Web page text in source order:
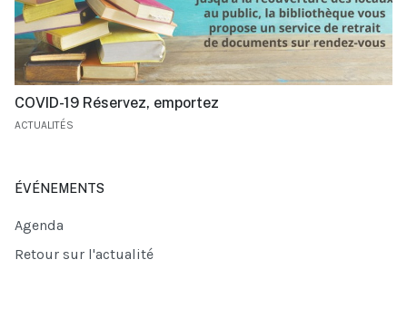
COVID-19 Réservez, emportez
ACTUALITÉS
ÉVÉNEMENTS
Agenda
Retour sur l'actualité